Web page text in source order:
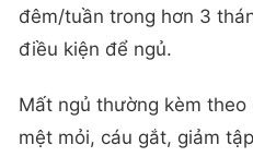
đêm/tuần trong hơn 3
điều kiện để ngủ.
Mất ngủ thường kèm
mệt mỏi, cáu gắt, giảm